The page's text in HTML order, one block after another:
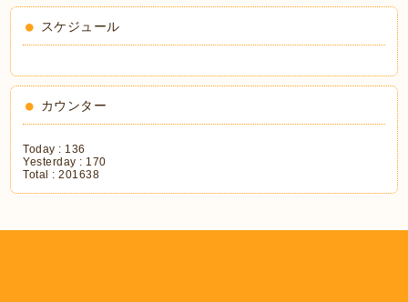
スケジュール
カウンター
Today : 136
Yesterday : 170
Total :201638